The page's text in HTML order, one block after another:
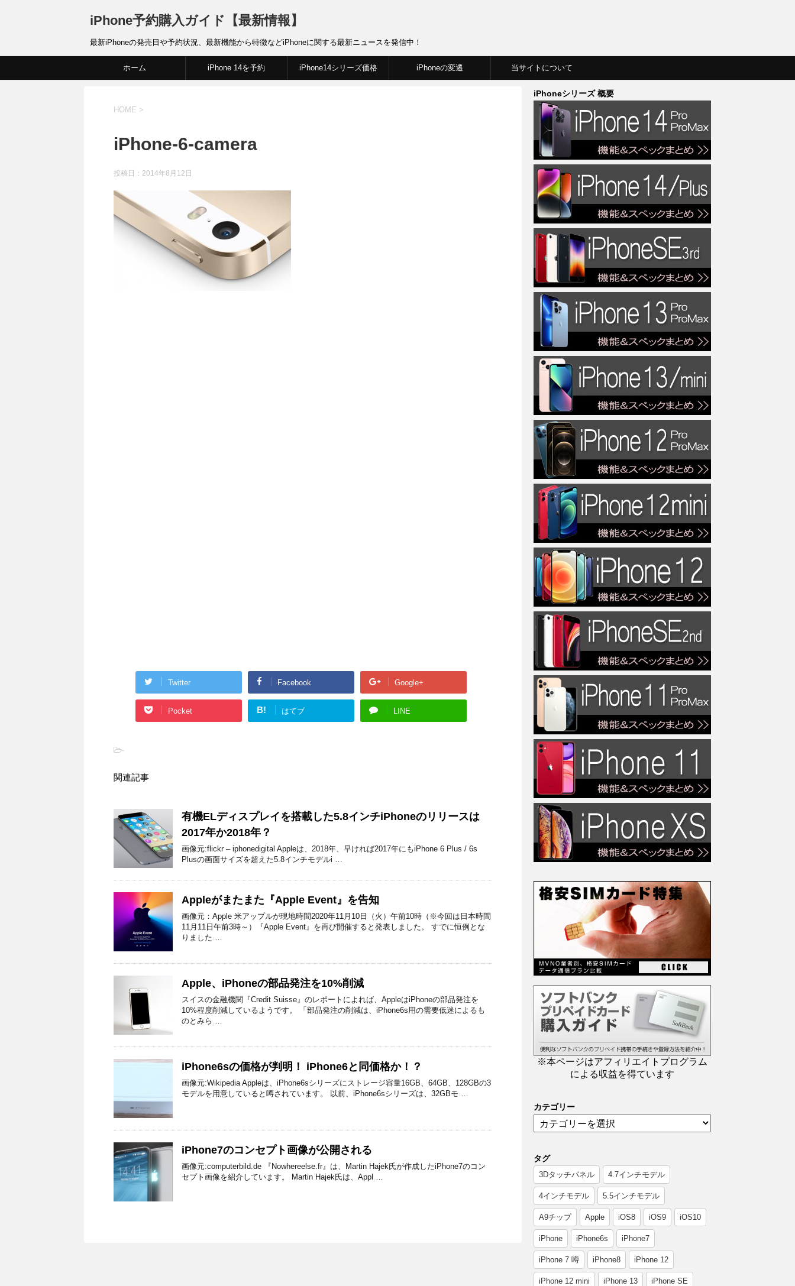
iPhone予約購入ガイド【最新情報】
最新iPhoneの発売日や予約状況、最新機能から特徴などiPhoneに関する最新ニュースを発信中！
ホーム iPhone 14を予約 iPhone14シリーズ価格 iPhoneの変遷 当サイトについて
HOME >
iPhone-6-camera
投稿日： 2014年8月12日
Twitter Facebook Google+
Pocket B! はてブ LINE
-
関連記事
有機ELディスプレイを搭載した5.8インチiPhoneのリリースは
2017年か2018年？
画像元:flickr – iphonedigital Appleは、2018年、早ければ2017年にもiPhone 6 Plus / 6s
Plusの画面サイズを超えた5.8インチモデルi …
Appleがまたまた『Apple Event』を告知
画像元：Apple 米アップルが現地時間2020年11月10日（火）午前10時（※今回は日本時間
11月11日午前3時～）『Apple Event』を再び開催すると発表しました。 すでに恒例とな
りました …
Apple、iPhoneの部品発注を10%削減
スイスの金融機関『Credit Suisse』のレポートによれば、AppleはiPhoneの部品発注を
10%程度削減しているようです。 「部品発注の削減は、iPhone6s用の需要低迷によるも
のとみら …
iPhone6sの価格が判明！ iPhone6と同価格か！？
画像元:Wikipedia Appleは、iPhone6sシリーズにストレージ容量16GB、64GB、128GBの3
モデルを用意していると噂されています。 以前、iPhone6sシリーズは、32GBモ …
iPhone7のコンセプト画像が公開される
画像元:computerbild.de 『Nowhereelse.fr』は、Martin Hajek氏が作成したiPhone7のコン
セプト画像を紹介しています。 Martin Hajek氏は、Appl …
iPhoneシリーズ 概要
※本ページはアフィリエイトプログラム
による収益を得ています
カテゴリー
タグ
3Dタッチパネル 4.7インチモデル
4インチモデル 5.5インチモデル
A9チップ Apple iOS8 iOS9 iOS10
iPhone iPhone6s iPhone7
iPhone 7 噂 iPhone8 iPhone 12
iPhone 12 mini iPhone 13 iPhone SE